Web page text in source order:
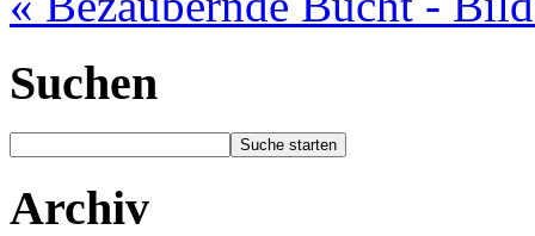
Suchen
Archiv